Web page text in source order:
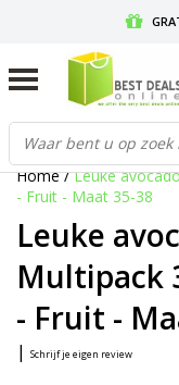
GRATIS
Home/Leuke
- Fruit - Maat 35-38
Leuke
Multipack
- Fruit -
| Schrijf je eigen review